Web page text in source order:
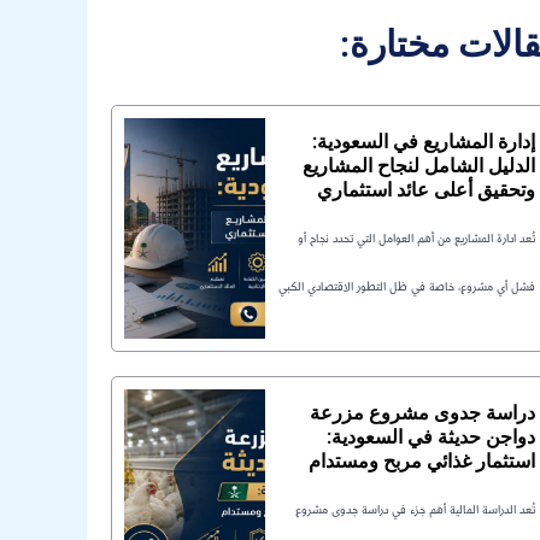
مختارة
إدارة المشاريع في السعودية:
الدليل الشامل لنجاح المشاريع
وتحقيق أعلى عائد استثماري
تُعد ادارة المشاريع من أهم العوامل التي تحدد نجاح أو
فشل أي مشروع، خاصة في ظل التطور الاقتصادي الكبي
دراسة جدوى مشروع مزرعة
دواجن حديثة في السعودية:
استثمار غذائي مربح ومستدام
تُعد الدراسة المالية أهم جزء في دراسة جدوى مشروع